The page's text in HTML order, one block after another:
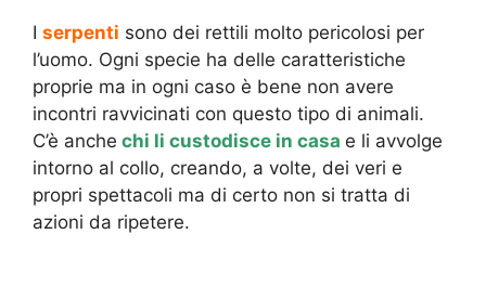
I serpenti sono dei rettili molto pericolosi per
l’uomo. Ogni specie ha delle caratteristiche
proprie ma in ogni caso è bene non avere
incontri ravvicinati con questo tipo di animali.
C’è anche chi li custodisce in casa e li avvolge
intorno al collo, creando, a volte, dei veri e
propri spettacoli ma di certo non si tratta di
azioni da ripetere.